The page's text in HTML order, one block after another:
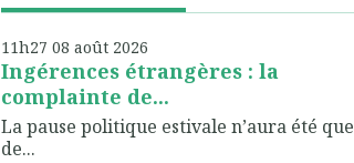
11h27 08 août 2026
Ingérences étrangères : la
complainte de...
La pause politique estivale n’aura été que
de...